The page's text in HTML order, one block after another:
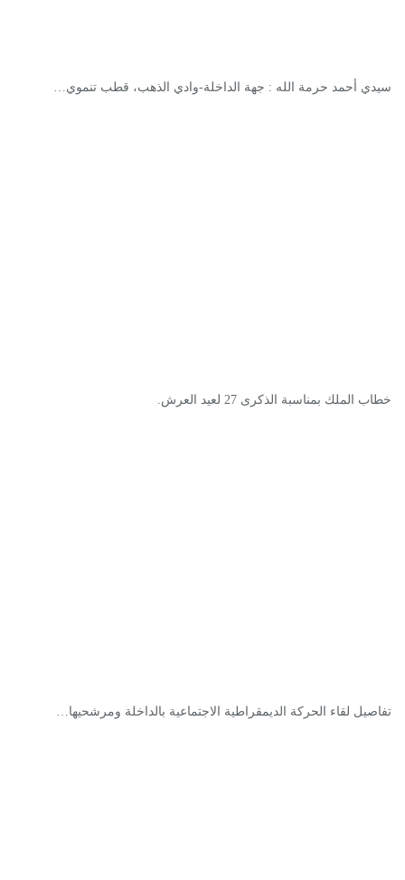
سيدي أحمد حرمة الله : جهة الداخلة-وادي الذهب، قطب تنموي…
خطاب الملك بمناسبة الذكرى 27 لعيد العرش.
تفاصيل لقاء الحركة الديمقراطية الاجتماعية بالداخلة ومرشحيها…